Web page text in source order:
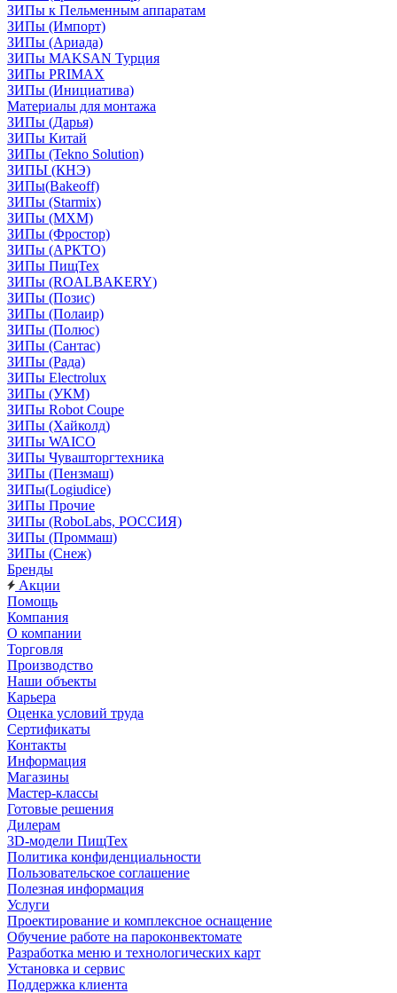
ЗИПы к Пельменным аппаратам
ЗИПы (Импорт)
ЗИПы (Ариада)
ЗИПы MAKSAN Турция
ЗИПы PRIMAX
ЗИПы (Инициатива)
Материалы для монтажа
ЗИПы (Дарья)
ЗИПы Китай
ЗИПы (Tekno Solution)
ЗИПЫ (КНЭ)
ЗИПы(Bakeoff)
ЗИПы (Starmix)
ЗИПы (МХМ)
ЗИПы (Фростор)
ЗИПы (АРКТО)
ЗИПы ПищТех
ЗИПы (ROALBAKERY)
ЗИПы (Позис)
ЗИПы (Полаир)
ЗИПы (Полюс)
ЗИПы (Сантас)
ЗИПы (Рада)
ЗИПы Electrolux
ЗИПы (УКМ)
ЗИПы Robot Coupe
ЗИПы (Хайколд)
ЗИПы WAICO
ЗИПы Чувашторгтехника
ЗИПы (Пензмаш)
ЗИПы(Logiudice)
ЗИПы Прочие
ЗИПы (RoboLabs, РОССИЯ)
ЗИПы (Проммаш)
ЗИПы (Снеж)
Бренды
Акции
Помощь
Компания
О компании
Торговля
Производство
Наши объекты
Карьера
Оценка условий труда
Сертификаты
Контакты
Информация
Магазины
Мастер-классы
Готовые решения
Дилерам
3D-модели ПищТех
Политика конфиденциальности
Пользовательское соглашение
Полезная информация
Услуги
Проектирование и комплексное оснащение
Обучение работе на пароконвектомате
Разработка меню и технологических карт
Установка и сервис
Поддержка клиента